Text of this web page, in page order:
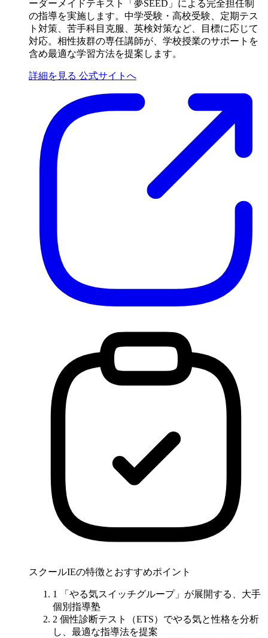
ーダーメイドテキスト「夢SEED」による完全担任制
の指導を実施します。中学受験・高校受験、定期テス
ト対策、苦手科目克服、英検対策など、目標に応じて
対応。相性抜群の専任講師が、学校授業のサポートを
含め最適な学習方法を提案します。
詳細を見る 公式サイトへ
スクールIEの特徴とおすすめポイント
1
「やる気スイッチグループ」が展開する、大手
個別指導塾
2 個性診断テスト（ETS）でやる気と性格を分析
し、 最適な指導法を提案